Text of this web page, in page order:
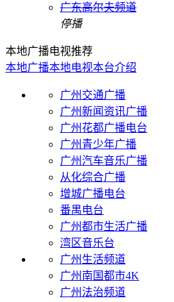
广东高尔夫频道
停播
本地广播电视推荐
本地广播本地电视本台介绍
广州交通广播
广州新闻资讯广播
广州花都广播电台
广州青少年广播
广州汽车音乐广播
从化综合广播
增城广播电台
番禺电台
广州都市生活广播
湾区音乐台
广州生活频道
广州南国都市4K
广州法治频道